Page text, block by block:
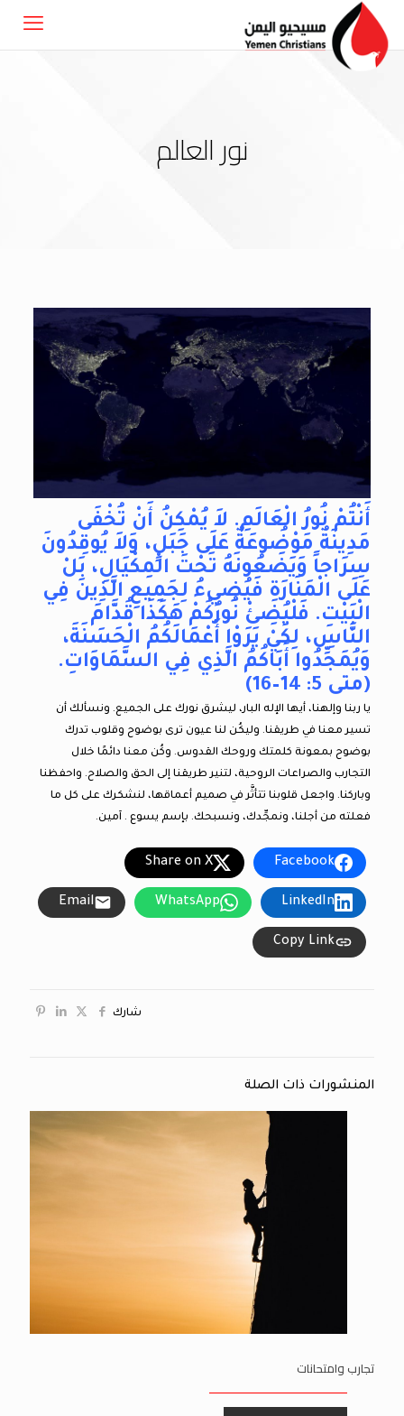
نور العالم
أَنْتُمْ نُورُ الْعَالَمِ. لاَ يُمْكِنُ أَنْ تُخْفَى
مَدِينَةٌ مَوْضُوعَةٌ عَلَى جَبَلٍ، وَلاَ يُوقِدُونَ
سِرَاجاً وَيَضَعُونَهُ تَحْتَ الْمِكْيَالِ، بَلْ
عَلَى الْمَنَارَةِ فَيُضِيءُ لِجَمِيعِ الَّذِينَ فِي
الْبَيْتِ. فَلْيُضِئْ نُورُكُمْ هَكَذَا قُدَّامَ
النَّاسِ، لِكَيْ يَرَوْا أَعْمَالَكُمُ الْحَسَنَةَ،
وَيُمَجِّدُوا أَبَاكُمُ الَّذِي فِي السَّمَاوَاتِ.
(متى 5: 14–16)
يا ربنا وإلهنا، أيها الإله البار، ليشرق نورك على الجميع. ونسألك أن
تسير معنا في طريقنا. وليكُن لنا عيون ترى بوضوح وقلوب تدرك
بوضوح بمعونة كلمتك وروحك القدوس. وكُن معنا دائمًا خلال
التجارب والصراعات الروحية، لتنير طريقنا إلى الحق والصلاح. واحفظنا
وباركنا. واجعل قلوبنا تتأثَّر في صميم أعماقها، لنشكرك على كل ما
فعلته من أجلنا، ونمجِّدك، ونسبحك. بإسم يسوع . آمين.
Facebook
Share on X
LinkedIn
WhatsApp
Email
Copy Link
شارك
المنشورات ذات الصلة
تجارب وامتحانات